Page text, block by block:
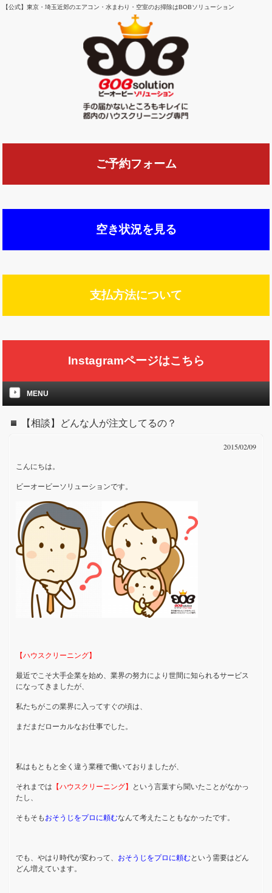
【公式】東京・埼玉近郊のエアコン・水まわり・空室のお掃除はBOBソリューション
ご予約フォーム
空き状況を見る
支払方法について
Instagramページはこちら
MENU
【相談】どんな人が注文してるの？
2015/02/09
こんにちは。
ビーオービーソリューションです。
【ハウスクリーニング】
最近でこそ大手企業を始め、業界の努力により世間に知られるサービス
になってきましたが、
私たちがこの業界に入ってすぐの頃は、
まだまだローカルなお仕事でした。
私はもともと全く違う業種で働いておりましたが、
それまでは 【ハウスクリーニング】
という言葉すら聞いたことがなかっ
たし、
そもそも おそうじをプロに頼むなんて考えたこともなかったです。
でも、やはり時代が変わって、 おそうじをプロに頼むという需要はどん
どん増えています。